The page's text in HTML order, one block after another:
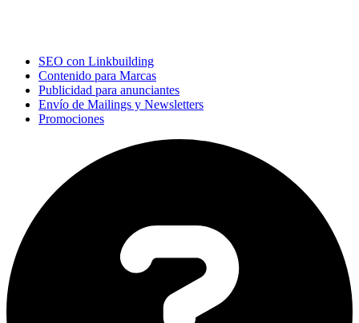
SEO con Linkbuilding
Contenido para Marcas
Publicidad para anunciantes
Envío de Mailings y Newsletters
Promociones